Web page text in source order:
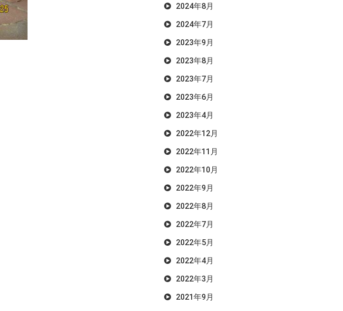
2024年8月
2024年7月
2023年9月
2023年8月
2023年7月
2023年6月
2023年4月
2022年12月
2022年11月
2022年10月
2022年9月
2022年8月
2022年7月
2022年5月
2022年4月
2022年3月
2021年9月